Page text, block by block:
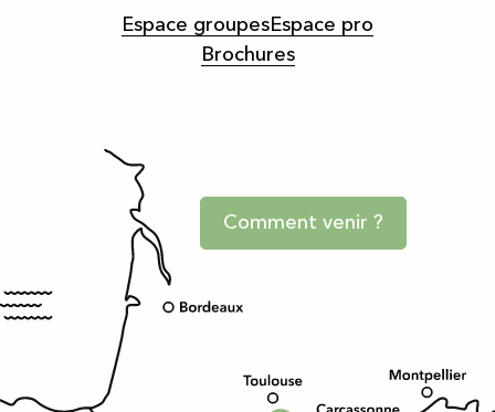
Espace groupesEspace pro
Brochures
Comment venir ?